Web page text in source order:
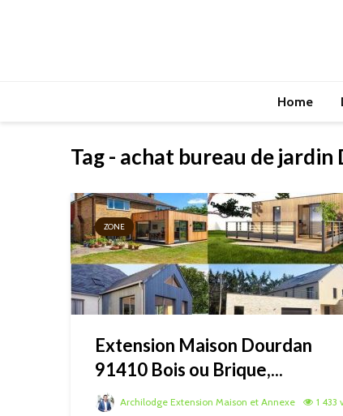
Home
Tag - achat bureau de
ZONE
Extension Maison Dourdan
91410 Bois ou Brique,...
Archilodge Extension Maison et Annexe 1 433